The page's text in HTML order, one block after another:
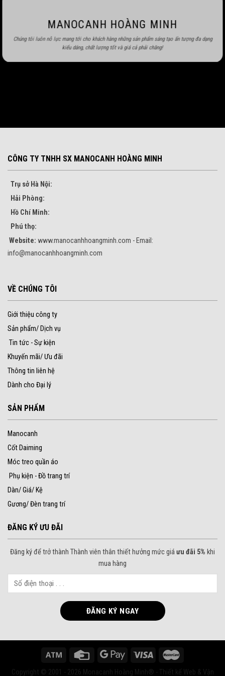
MANOCANH HOÀNG MINH
Chúng tôi luôn nỗ lực mang tới cho khách hàng những sản phẩm sáng tạo ấn tượng đa dạng
kiểu dáng, chất lượng tốt và giá cả phải chăng!
CÔNG TY TNHH SX MANOCANH HOÀNG MINH
Trụ sở Hà Nội:
Hải Phòng:
Hồ Chí Minh:
Phú thọ:
Website: www.manocanhhoangminh.com - Email:
info@manocanhhoangminh.com
VỀ CHÚNG TÔI
Giới thiệu công ty
Sản phẩm/ Dịch vụ
Tin tức - Sự kiện
Khuyến mãi/ Ưu đãi
Thông tin liên hệ
Dành cho Đại lý
SẢN PHẨM
Manocanh
Cốt Daiming
Móc treo quần áo
Phụ kiện - Đồ trang trí
Dàn/ Giá/ Kệ
Gương/ Đèn trang trí
ĐĂNG KÝ ƯU ĐÃI
Đăng ký để trở thành Thành viên thân thiết hưởng mức giáưu đãi 5% khi
mua hàng
Copyright © 2001 - 2026 Monacanh Hoàng Minh® - Thiết kế Web & Vận